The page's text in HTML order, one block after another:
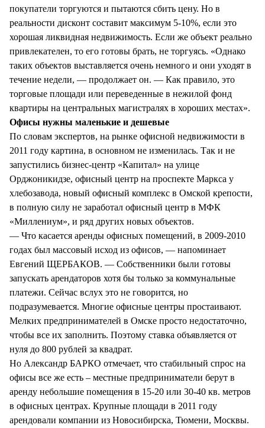
покупатели торгуются и пытаются сбить цену. Но в
реальности дисконт составит максимум 5-10%, если это
хорошая ликвидная недвижимость. Если же объект реально
привлекателен, то его готовы брать, не торгуясь. «Однако
таких объектов выставляется очень немного и они уходят в
течение недели, — продолжает он. — Как правило, это
торговые площади или переведенные в нежилой фонд
квартиры на центральных магистралях в хороших местах».
Офисы нужны маленькие и дешевые
По словам экспертов, на рынке офисной недвижимости в
2011 году картина, в основном не изменилась. Так и не
запустились бизнес-центр «Капитал» на улице
Орджоникидзе, офисный центр на проспекте Маркса у
хлебозавода, новый офисный комплекс в Омской крепости,
в полную силу не заработал офисный центр в МФК
«Миллениум», и ряд других новых объектов.
— Что касается аренды офисных помещений, в 2009-2010
годах был массовый исход из офисов, — напоминает
Евгений ЩЕРБАКОВ. — Собственники были готовы
запускать арендаторов хотя бы только за коммунальные
платежи. Сейчас вслух это не говорится, но
подразумевается. Многие офисные центры простаивают.
Мелких предпринимателей в Омске просто недостаточно,
чтобы все их заполнить. Поэтому ставка объявляется от
нуля до 800 рублей за квадрат.
Но Александр БАРКО отмечает, что стабильный спрос на
офисы все же есть – местные предприниматели берут в
аренду небольшие помещения в 15-20 или 30-40 кв. метров
в офисных центрах. Крупные площади в 2011 году
арендовали компании из Новосибирска, Тюмени, Москвы.